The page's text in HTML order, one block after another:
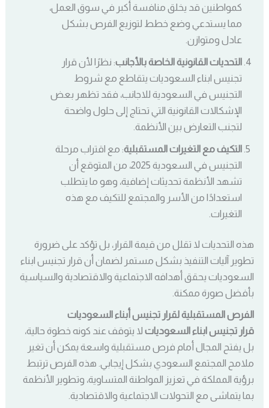
كمواطنين قد يخلق منافسة أكبر في سوق العمل،
مما يستدعي وضع خطط لتوزيع الفرص بشكل
عادل ومتوازن.
التحديات القانونية الخاصة بالأجانب: نظرًا لأن قرار
تجنيس ابناء السعوديات يتقاطع مع شروط
التجنيس في السعودية للاجانب، فقد تظهر بعض
الإشكالات القانونية التي تحتاج إلى حلول واضحة
لتجنب التعارض بين الأنظمة.
التكيف مع التغيرات المستقبلية: مع اقتراب مرحلة
التجنيس في السعودية 2025، من المتوقع أن
تشهد الأنظمة تحديثات إضافية، وهو ما يتطلب
استعدادًا من الأسر والمجتمع للتكيف مع هذه
التغيرات.
هذه التحديات لا تقلل من قيمة القرار، بل تؤكد على ضرورة
تطوير آليات التنفيذ بشكل مستمر لضمان أن قرار تجنيس ابناء
السعوديات يحقق أهدافه الاجتماعية والاقتصادية والسياسية
بأفضل صورة ممكنة.
الفرص المستقبلية لقرار تجنيس أبناء السعوديات
قرار تجنيس ابناء السعوديات لا يتوقف عند كونه خطوة حالية،
بل يفتح المجال أمام فرص مستقبلية واسعة يمكن أن تغير
ملامح المجتمع السعودي بشكل إيجابي. هذه الفرص ترتبط
برؤية المملكة في تعزيز المواطنة المتساوية، وتطوير الأنظمة
بما يتماشى مع التحولات الاجتماعية والاقتصادية.